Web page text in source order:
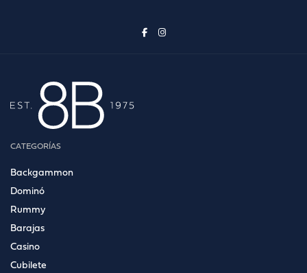
CATEGORÍAS
Backgammon
Dominó
Rummy
Barajas
Casino
Cubilete